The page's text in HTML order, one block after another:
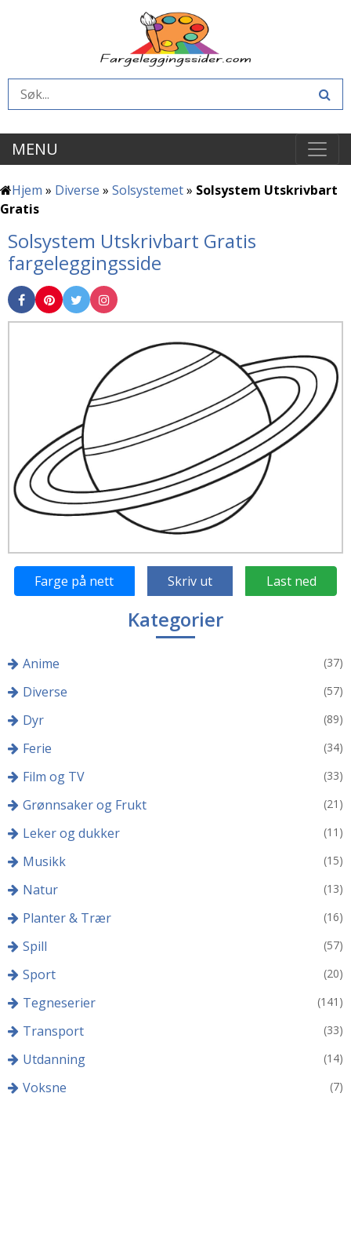
MENU
Hjem » Diverse » Solsystemet» Solsystem Utskrivbart
Gratis
Solsystem Utskrivbart Gratis
fargeleggingsside
Farge på nett Skriv ut Last ned
Kategorier
Anime (37)
Diverse (57)
Dyr (89)
Ferie (34)
Film og TV (33)
Grønnsaker og Frukt (21)
Leker og dukker (11)
Musikk (15)
Natur (13)
Planter & Trær (16)
Spill (57)
Sport (20)
Tegneserier (141)
Transport (33)
Utdanning (14)
Voksne (7)